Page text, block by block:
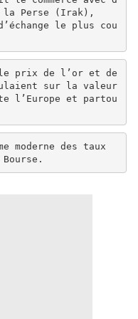
la Perse (Irak),
le plus cou
prix de l’or et de
sur la valeur
l’Europe et partou
moderne des taux